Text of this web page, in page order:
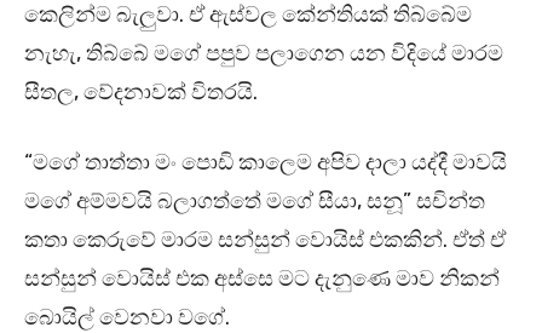
කෙලින්ම බැලුවා. ඒ ඇස්වල කේන්තියක් තිබ්බේම
නැහැ, තිබ්බේ මගේ පපුව පලාගෙන යන විදියේ මාරම
සීතල, වේදනාවක් විතරයි.
“මගේ තාත්තා මං පොඩි කාලෙම අපිව දාලා යද්දී මාවයි
මගේ අම්මවයි බලාගත්තේ මගේ සීයා, සනූ” සචින්ත
කතා කෙරුවේ මාරම සන්සුන් වොයිස් එකකින්. ඒත් ඒ
සන්සුන් වොයිස් එක අස්සෙ මට දැනුණෙ මාව නිකන්
බොයිල් වෙනවා වගේ.